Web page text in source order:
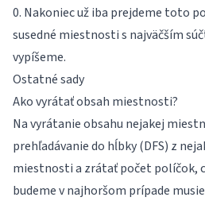
0. Nakoniec už iba prejdeme toto
susedné miestnosti s najväčším
vypíšeme.
Ostatné sady
Ako vyrátať obsah miestnosti?
Na vyrátanie obsahu nejakej
prehľadávanie do hĺbky (DFS) z
miestnosti a zrátať počet políčok,
budeme v najhoršom prípade